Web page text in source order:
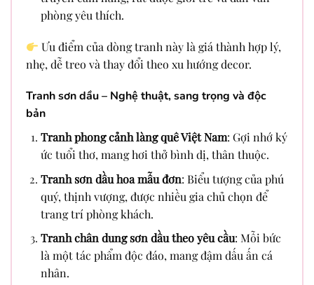
phòng yêu thích.
Ưu điểm của dòng tranh này là giá thành hợp lý,
nhẹ, dễ treo và thay đổi theo xu hướng decor.
Tranh sơn dầu – Nghệ thuật, sang trọng và độc
bản
Tranh phong cảnh làng quê Việt Nam: Gợi nhớ ký
ức tuổi thơ, mang hơi thở bình dị, thân thuộc.
Tranh sơn dầu hoa mẫu đơn: Biểu tượng của phú
quý, thịnh vượng, được nhiều gia chủ chọn để
trang trí phòng khách.
Tranh chân dung sơn dầu theo yêu cầu: Mỗi bức
là một tác phẩm độc đáo, mang đậm dấu ấn cá
nhân.